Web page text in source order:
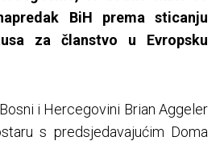
BiH prema sticanju
za članstvo u Evropsku
i Hercegovini Brian Aggeler
s predsjedavajućim Doma